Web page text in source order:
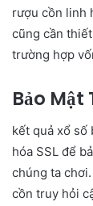
rượu cồn linh
cũng cần
trường hợp
Bảo
kết quả xổ số
hóa SSL để
chúng ta
cồn truy hỏi